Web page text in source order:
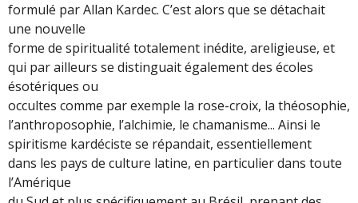
formulé par Allan Kardec. C’est alors que se détachait
une nouvelle
forme de spiritualité totalement inédite, areligieuse, et
qui par ailleurs se distinguait également des écoles
ésotériques ou
occultes comme par exemple la rose-croix, la théosophie,
l’anthroposophie, l’alchimie, le chamanisme... Ainsi le
spiritisme kardéciste se répandait, essentiellement
dans les pays de culture latine, en particulier dans toute
l’Amérique